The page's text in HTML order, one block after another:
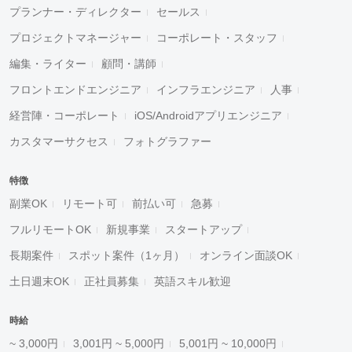
プランナー・ディレクター セールス
プロジェクトマネージャー コーポレート・スタッフ
編集・ライター 顧問・講師
フロントエンドエンジニア インフラエンジニア 人事
経営陣・コーポレート iOS/Androidアプリエンジニア
カスタマーサクセス フォトグラファー
特徴
副業OK リモート可 前払い可 急募
フルリモートOK 新規事業 スタートアップ
長期案件 スポット案件（1ヶ月） オンライン面談OK
土日週末OK 正社員募集 英語スキル歓迎
時給
~ 3,000円 3,001円 ~ 5,000円 5,001円 ~ 10,000円